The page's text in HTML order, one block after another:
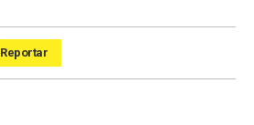
Reportar